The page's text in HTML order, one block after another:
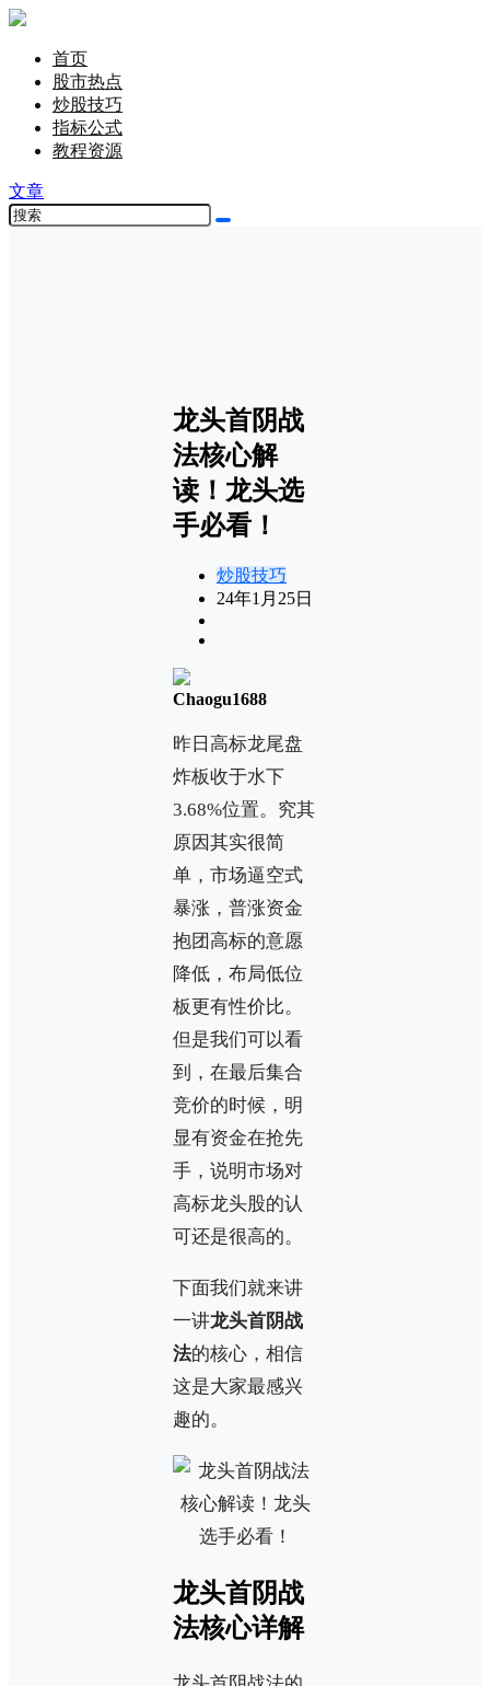
首页
股市热点
炒股技巧
指标公式
教程资源
文章
龙头首阴战
法核心解
读！龙头选
手必看！
炒股技巧
24年1月25日
Chaogu1688
昨日高标龙尾盘
炸板收于水下
3.68%位置。究其
原因其实很简
单，市场逼空式
暴涨，普涨资金
抱团高标的意愿
降低，布局低位
板更有性价比。
但是我们可以看
到，在最后集合
竞价的时候，明
显有资金在抢先
手，说明市场对
高标龙头股的认
可还是很高的。
下面我们就来讲
一讲龙头首阴战
法的核心，相信
这是大家最感兴
趣的。
龙头首阴战
法核心详解